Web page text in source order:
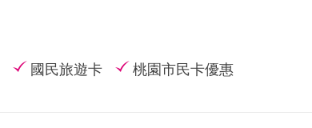
國民旅遊卡 桃園市民卡優惠